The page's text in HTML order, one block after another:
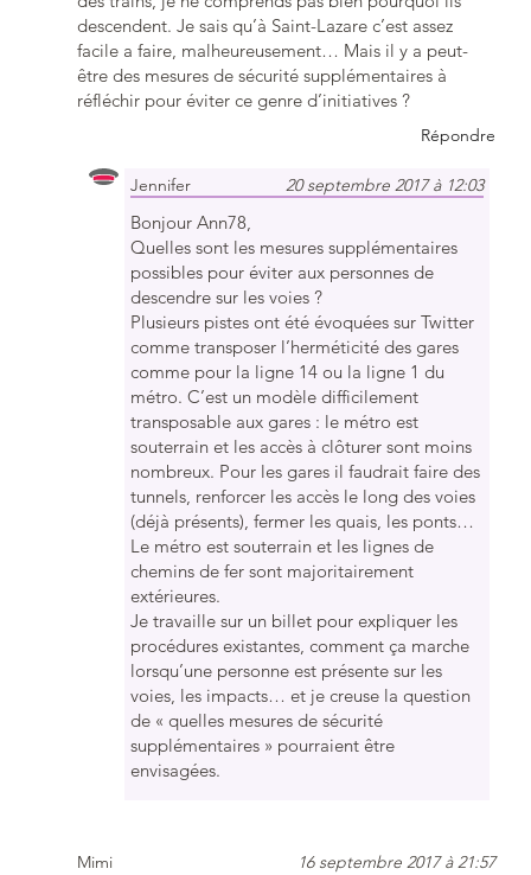
descendent. Je sais qu’à Saint-Lazare c’est assez
facile a faire, malheureusement… Mais il y a peut-
être des mesures de sécurité supplémentaires à
réfléchir pour éviter ce genre d’initiatives ?
Répondre
Jennifer 20 septembre 2017 à 12:03
Bonjour Ann78,
Quelles sont les mesures supplémentaires
possibles pour éviter aux personnes de
descendre sur les voies ?
Plusieurs pistes ont été évoquées sur Twitter
comme transposer l’herméticité des gares
comme pour la ligne 14 ou la ligne 1 du
métro. C’est un modèle difficilement
transposable aux gares : le métro est
souterrain et les accès à clôturer sont moins
nombreux. Pour les gares il faudrait faire des
tunnels, renforcer les accès le long des voies
(déjà présents), fermer les quais, les ponts…
Le métro est souterrain et les lignes de
chemins de fer sont majoritairement
extérieures.
Je travaille sur un billet pour expliquer les
procédures existantes, comment ça marche
lorsqu’une personne est présente sur les
voies, les impacts… et je creuse la question
de « quelles mesures de sécurité
supplémentaires » pourraient être
envisagées.
Mimi 16 septembre 2017 à 21:57